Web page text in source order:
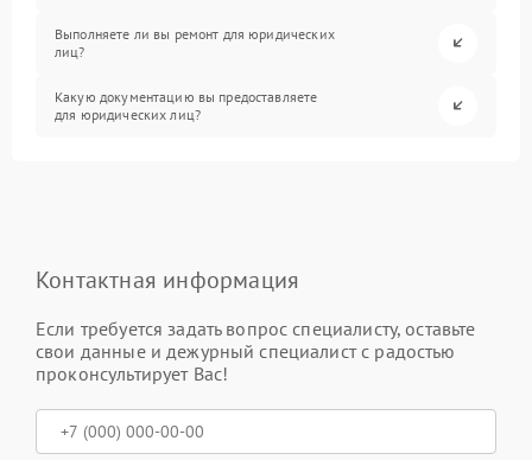
Выполняете ли вы ремонт для юридических
лиц?
Какую документацию вы предоставляете
для юридических лиц?
Контактная информация
Если требуется задать вопрос специалисту, оставьте
свои данные и дежурный специалист с радостью
проконсультирует Вас!